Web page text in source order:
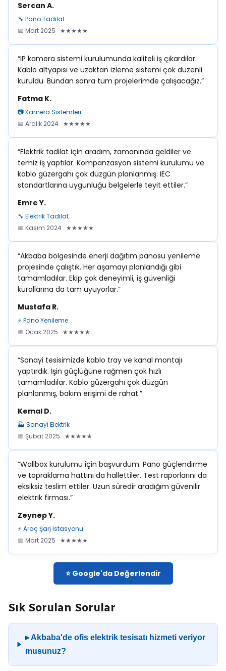
Sercan A.
🔧 Pano Tadilat
📅 Mart 2025 ★★★★★
“IP kamera sistemi kurulumunda kaliteli iş çıkardılar.
Kablo altyapısı ve uzaktan izleme sistemi çok düzenli
kuruldu. Bundan sonra tüm projelerimde çalışacağız.”
Fatma K.
📷 Kamera Sistemleri
📅 Aralık 2024 ★★★★★
“Elektrik tadilat için aradım, zamanında geldiler ve
temiz iş yaptılar. Kompanzasyon sistemi kurulumu ve
kablo güzergahı çok düzgün planlanmış. IEC
standartlarına uygunluğu belgelerle teyit ettiler.”
Emre Y.
🔧 Elektrik Tadilat
📅 Kasım 2024 ★★★★★
“Akbaba bölgesinde enerji dağıtım panosu yenileme
projesinde çalıştık. Her aşamayı planlandığı gibi
tamamladılar. Ekip çok deneyimli, iş güvenliği
kurallarına da tam uyuyorlar.”
Mustafa R.
⚡ Pano Yenileme
📅 Ocak 2025 ★★★★★
“Sanayi tesisimizde kablo tray ve kanal montajı
yaptırdık. İşin güçlüğüne rağmen çok hızlı
tamamladılar. Kablo güzergahı çok düzgün
planlanmış, bakım erişimi de rahat.”
Kemal D.
🏭 Sanayi Elektrik
📅 Şubat 2025 ★★★★★
“Wallbox kurulumu için başvurdum. Pano güçlendirme
ve topraklama hattını da hallettiler. Test raporlarını da
eksiksiz teslim ettiler. Uzun süredir aradığım güvenilir
elektrik firması.”
Zeynep Y.
⚡ Araç Şarj İstasyonu
📅 Mart 2025 ★★★★★
⭐ Google'da Değerlendir
Sık Sorulan Sorular
▸ Akbaba'de ofis elektrik tesisatı hizmeti veriyor
musunuz?